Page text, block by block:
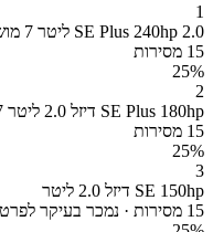
1
SE Plus 240hp 2.0 ליטר 7 מושבים
15 מסירות
25%
2
SE Plus 180hp דיזל 2.0 ליטר 7 מושבים
15 מסירות
25%
3
SE 150hp דיזל 2.0 ליטר
15 מסירות · נמכר בעיקר לפרטיים